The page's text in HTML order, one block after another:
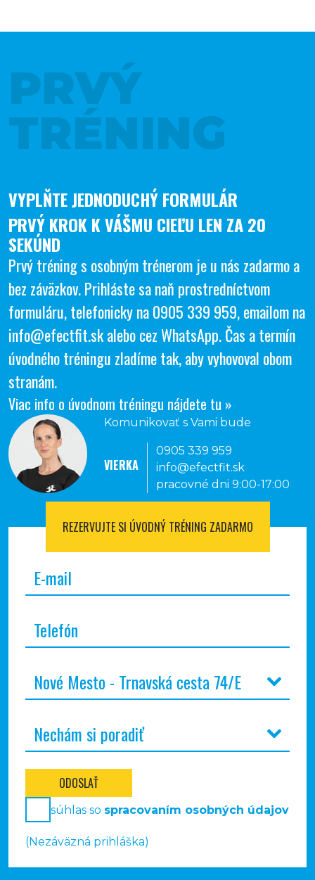
PRVÝ
TRÉNING
VYPLŇTE JEDNODUCHÝ FORMULÁR
PRVÝ KROK K VÁŠMU CIEĽU LEN ZA 20
SEKÚND
Prvý tréning s osobným trénerom je u nás zadarmo a
bez záväzkov. Prihláste sa naň prostredníctvom
formuláru, telefonicky na0905 339 959, emailom na
info@efectfit.skalebo cezWhatsApp. Čas a termín
úvodného tréningu zladíme tak, aby vyhovoval obom
stranám.
Viac info o úvodnom tréningu nájdete tu »
Komunikovať s Vami bude
VIERKA
0905 339 959
info@efectfit.sk
pracovné dni 9:00-17:00
REZERVUJTE SI ÚVODNÝ TRÉNING ZADARMO
ODOSLAŤ
súhlas so spracovaním osobných údajov
(Nezáväzná prihláška)